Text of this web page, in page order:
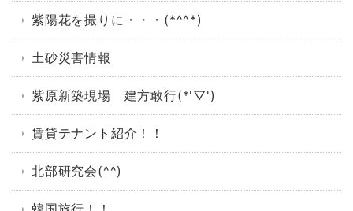
紫陽花を撮りに・・・(*^^*)
土砂災害情報
紫原新築現場 建方敢行(*'▽')
賃貸テナント紹介！！
北部研究会(^^)